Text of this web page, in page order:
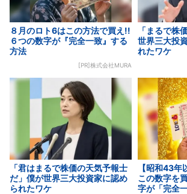
８月のロト6はこの方法で買え!!
６つの数字が『完全一致』する
方法
[PR]株式会社MURA
「まるで株
世界三大投
れたワケ
「君はまるで株価の天気予報士
だ」僕が世界三大投資家に認め
られたワケ
【昭和43年
この数字を
字が「完全